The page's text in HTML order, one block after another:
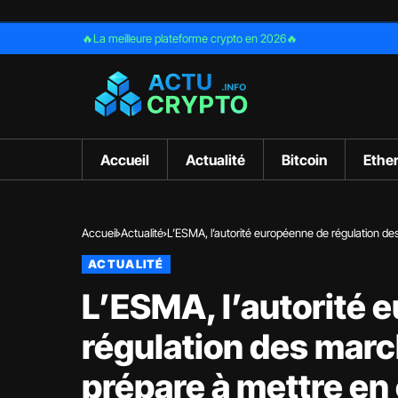
🔥La meilleure plateforme crypto en 2026🔥
Accueil Actualité Bitcoin
Accueil Actualité L’ESMA, l’autorité européenne de régulation
ACTUALITÉ
L’ESMA, l’autorité
régulation des
prépare à mettre